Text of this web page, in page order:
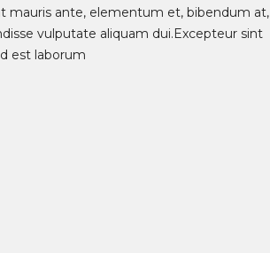
mauris ante, elementum et, bibendum at,
vulputate aliquam dui.Excepteur sint
est laborum